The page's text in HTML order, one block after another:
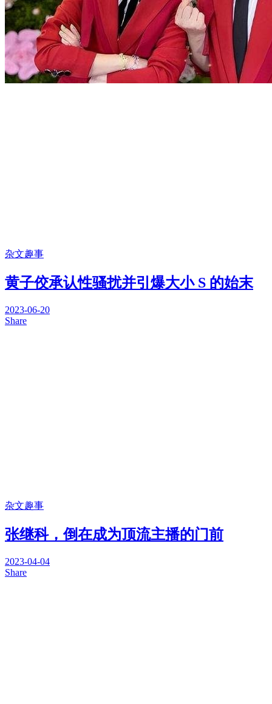
杂文趣事
黄子佼承认性骚扰并引爆大小 S 的始末
2023-06-20
Share
杂文趣事
张继科，倒在成为顶流主播的门前
2023-04-04
Share